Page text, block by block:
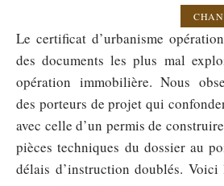
Le certificat d’urbanisme
des documents les plus mal
opération immobilière. Nous
des porteurs de projet qui
avec celle d’un permis de
pièces techniques du dossier au
délais d’instruction doublés. Voici